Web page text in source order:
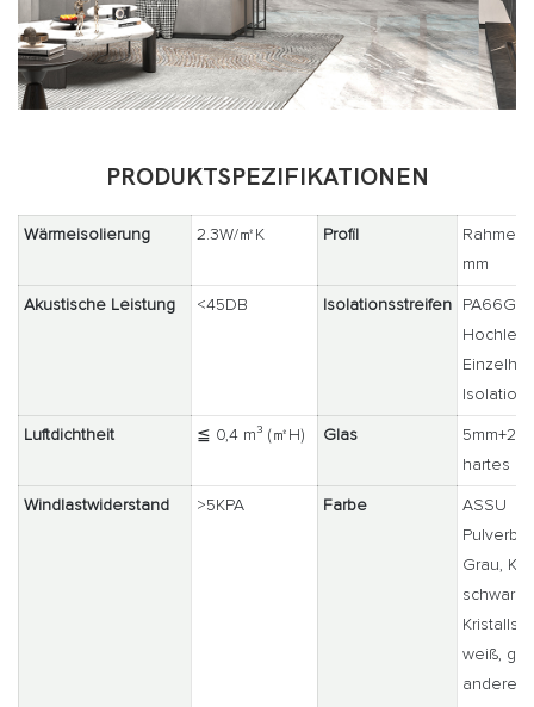
PRODUKTSPEZIFIKATIONEN
Wärmeisolierung 2.3W/㎡K Profil
mm
Akustische Leistung <45DB Isolationsstreifen
Luftdichtheit ≦ 0,4 m³ (㎡H) Glas
hartes
Windlastwiderstand >5KPA Farbe
ASSU
Grau,
weiß,
andere